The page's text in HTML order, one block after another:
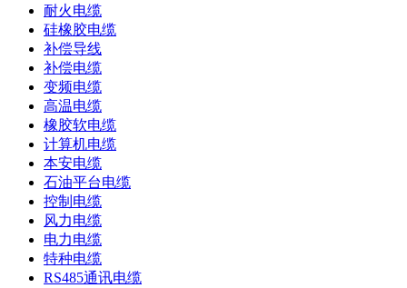
耐火电缆
硅橡胶电缆
补偿导线
补偿电缆
变频电缆
高温电缆
橡胶软电缆
计算机电缆
本安电缆
石油平台电缆
控制电缆
风力电缆
电力电缆
特种电缆
RS485通讯电缆